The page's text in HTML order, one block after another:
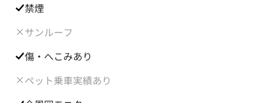
禁煙
サンルーフ
傷・へこみあり
ペット乗車実績あり